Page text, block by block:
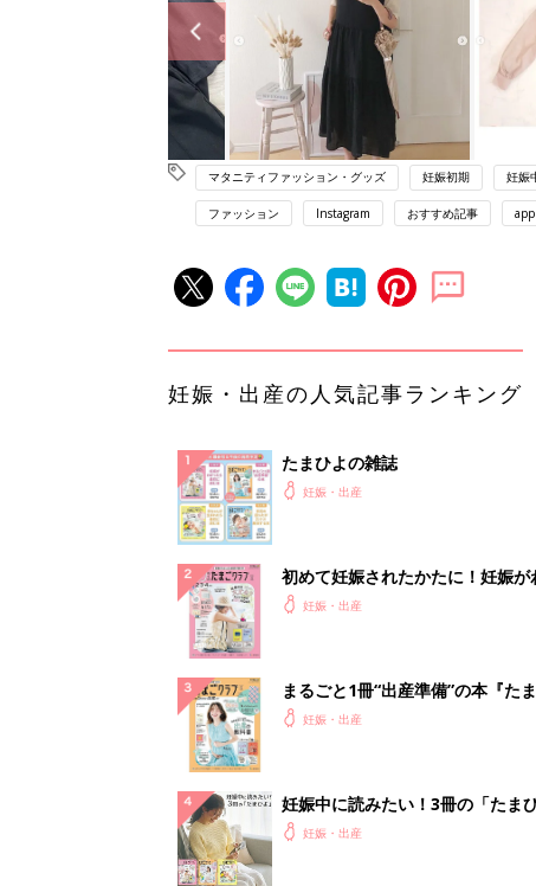
マタニティファッション・グッズ 妊娠初期 妊娠
ファッション Instagram おすすめ記事 app
妊娠・出産の人気記事ランキング
たまひよの雑誌
妊娠・出産
初めて妊娠されたかたに！妊娠が
ったら最初に読む本『初めてのた
妊娠・出産
まるごと1冊“出産準備”の本『た
クラブ 夏号』〈スペシャル大特集
妊娠・出産
妊娠中に読みたい！3冊の「たま
よ」妊娠・出産